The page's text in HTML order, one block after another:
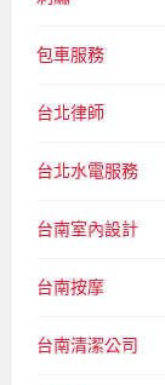
包車服務
台北律師
台北水電服務
台南室內設計
台南按摩
台南清潔公司